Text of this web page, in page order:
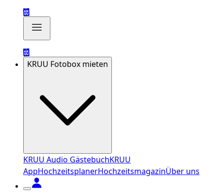
KRUU Fotobox mieten
KRUU Audio GästebuchKRUU
AppHochzeitsplanerHochzeitsmagazinÜber uns